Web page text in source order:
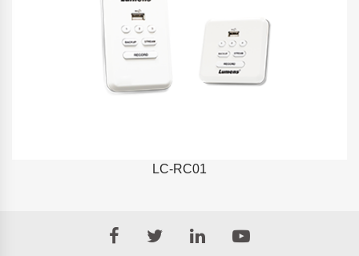
LC-RC01